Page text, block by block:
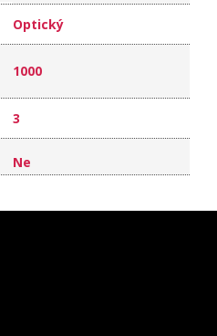
Optický
1000
3
Ne